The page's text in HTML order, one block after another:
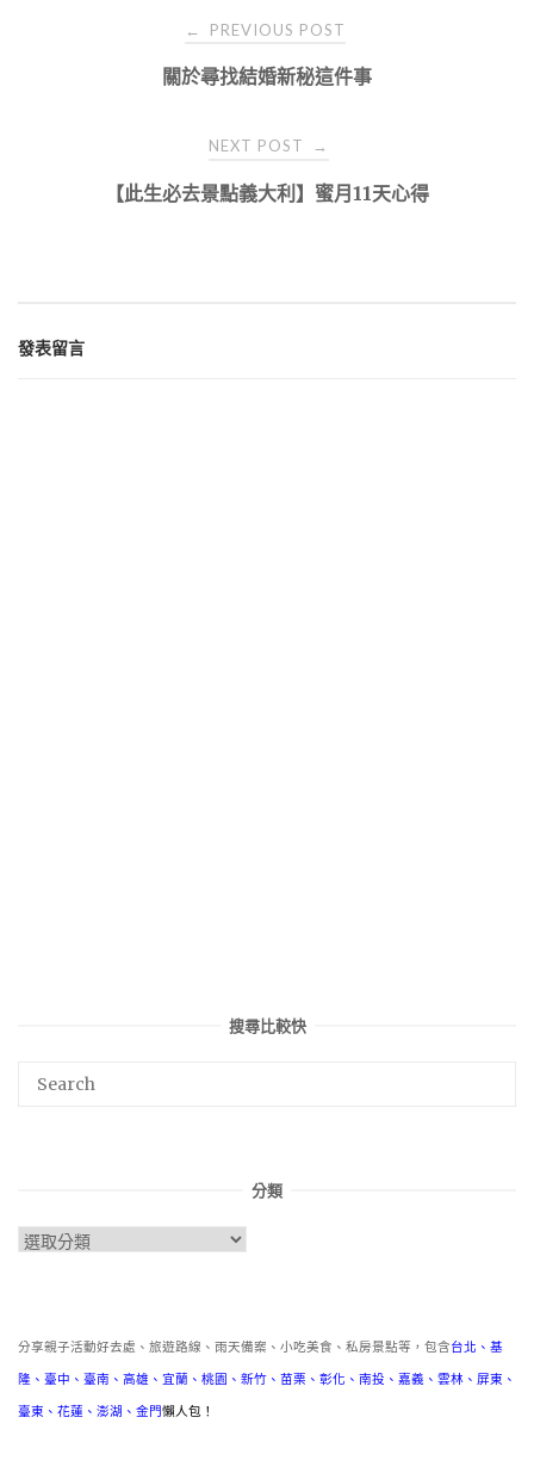
navigation
← PREVIOUS POST
關於尋找結婚新秘這件事
NEXT POST →
【此生必去景點義大利】蜜月11天心得
發表留言
搜尋比較快
分類
分
分享親子活動好去處、旅遊路線、雨天備案、小吃美食、私房景點等，包含台北 、 基
隆 、 臺中 、 臺南 、 高雄 、 宜蘭 、 桃園 、 新竹 、 苗栗 、 彰化 、 南投 、 嘉義 、 雲林 、 屏東 、
臺東 、 花蓮 、 澎湖 、 金門懶人包！